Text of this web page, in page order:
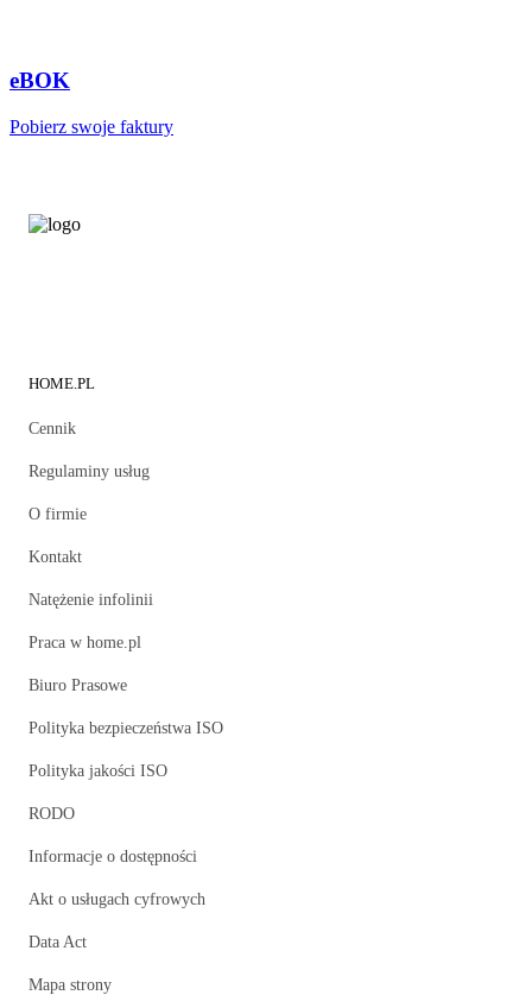
eBOK
Pobierz swoje faktury
HOME.PL
Cennik
Regulaminy usług
O firmie
Kontakt
Natężenie infolinii
Praca w home.pl
Biuro Prasowe
Polityka bezpieczeństwa ISO
Polityka jakości ISO
RODO
Informacje o dostępności
Akt o usługach cyfrowych
Data Act
Mapa strony